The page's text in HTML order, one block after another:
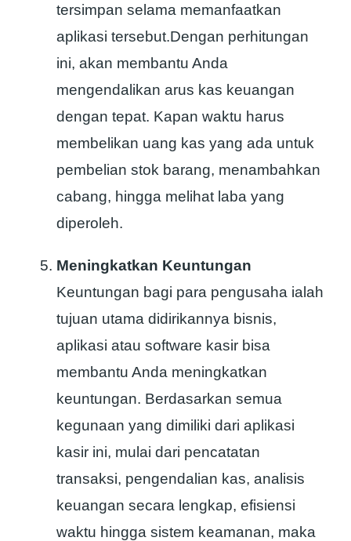
tersimpan selama memanfaatkan
aplikasi tersebut.Dengan perhitungan
ini, akan membantu Anda
mengendalikan arus kas keuangan
dengan tepat. Kapan waktu harus
membelikan uang kas yang ada untuk
pembelian stok barang, menambahkan
cabang, hingga melihat laba yang
diperoleh.
Meningkatkan Keuntungan
Keuntungan bagi para pengusaha ialah
tujuan utama didirikannya bisnis,
aplikasi atau software kasir bisa
membantu Anda meningkatkan
keuntungan. Berdasarkan semua
kegunaan yang dimiliki dari aplikasi
kasir ini, mulai dari pencatatan
transaksi, pengendalian kas, analisis
keuangan secara lengkap, efisiensi
waktu hingga sistem keamanan, maka